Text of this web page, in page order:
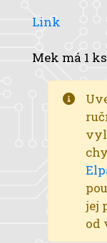
Link
Mek má 1
jej
od